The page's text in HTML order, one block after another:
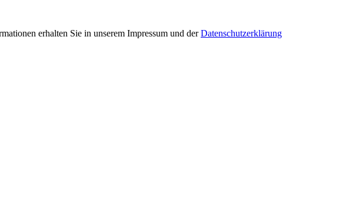
erhalten Sie in unserem Impressum und derDatenschutzerklärung